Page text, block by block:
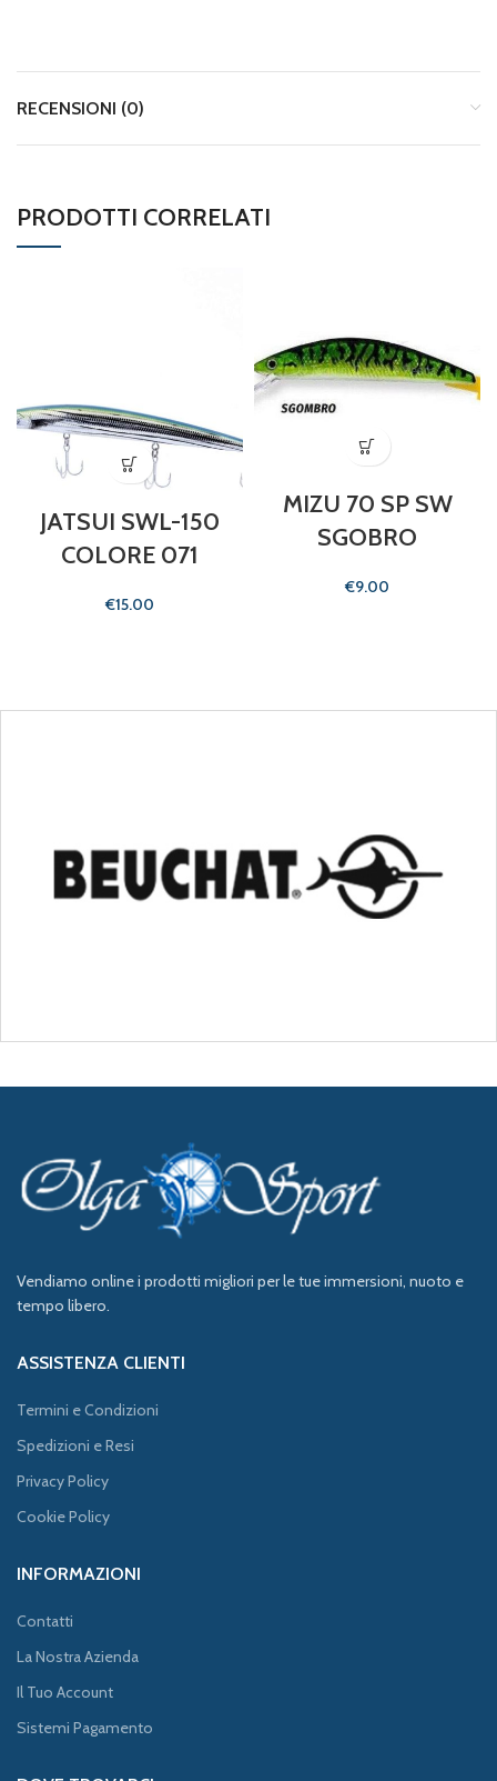
RECENSIONI (0)
PRODOTTI CORRELATI
JATSUI SWL-150
COLORE 071
€
MIZU 70 SP SW
SGOBRO
€
Vendiamo online i prodotti migliori per le tue immersioni, nuoto e
tempo libero.
ASSISTENZA CLIENTI
Termini e Condizioni
Spedizioni e Resi
Privacy Policy
Cookie Policy
INFORMAZIONI
Contatti
La Nostra Azienda
Il Tuo Account
Sistemi Pagamento